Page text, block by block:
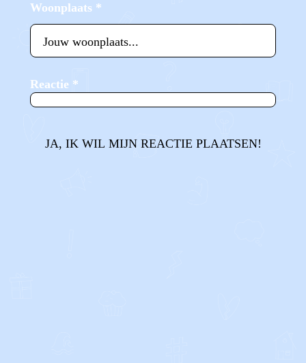
Woonplaats *
Reactie *
JA, IK WIL MIJN REACTIE PLAATSEN!